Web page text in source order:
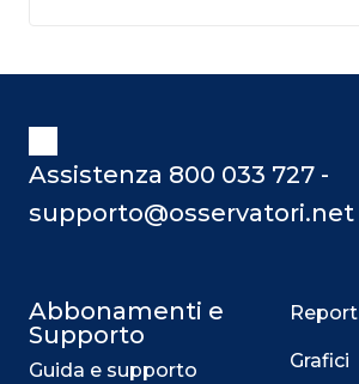
Assistenza 800 033 727 -
supporto@osservatori.net
Abbonamenti e
Supporto
Guida e supporto
Report
Grafici